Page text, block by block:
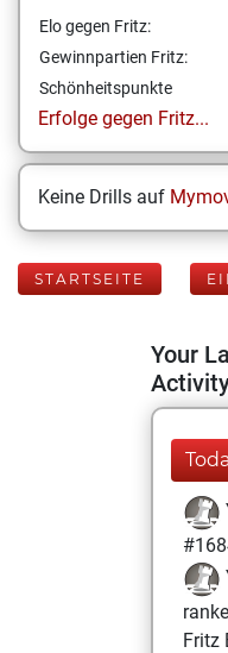
Elo gegen Fritz:
Gewinnpartien Fritz:
Schönheitspunkte
Erfolge gegen Fritz...
Keine Drills auf
STARTSEITE
Your
Fritz